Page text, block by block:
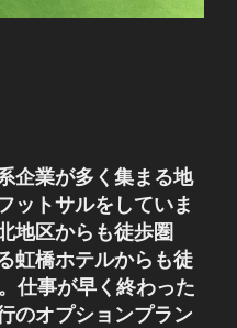
企業が多く集まる地
ットサルをしていま
地区からも徒歩圏
虹橋ホテルからも徒
仕事が早く終わった
のオプションプラン